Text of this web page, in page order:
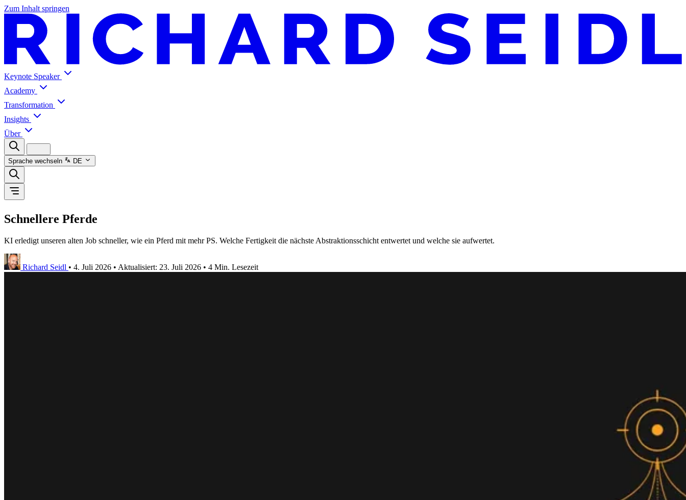
Zum Inhalt springen
Keynote Speaker
Academy
Transformation
Insights
Über
Sprache wechseln DE
Schnellere Pferde
KI erledigt unseren alten Job schneller, wie ein Pferd mit mehr PS. Welche Fertigkeit die nächste Abstraktionsschicht entwertet und welche sie aufwertet.
Richard Seidl • 4. Juli 2026 • Aktualisiert: 23. Juli 2026 • 4 Min. Lesezeit